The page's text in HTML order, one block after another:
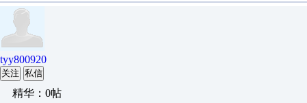
tyy800920
关注 私信
精华：0帖